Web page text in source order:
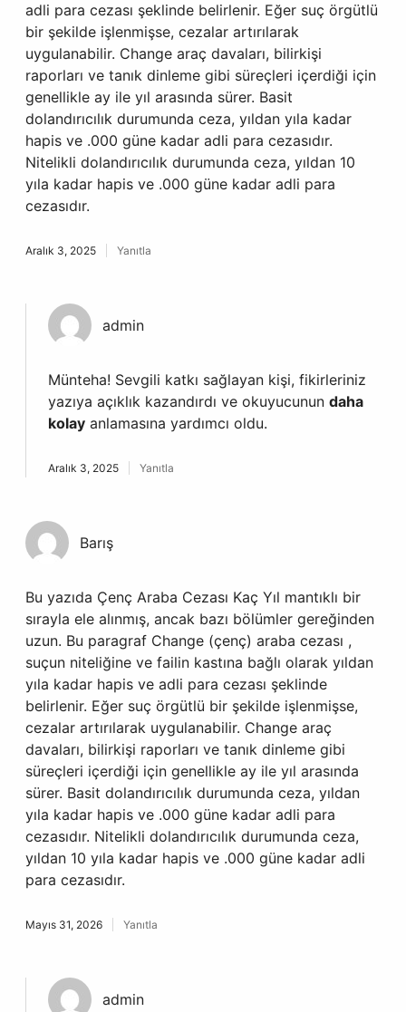
adli para cezası şeklinde belirlenir. Eğer suç örgütlü
bir şekilde işlenmişse, cezalar artırılarak
uygulanabilir. Change araç davaları, bilirkişi
raporları ve tanık dinleme gibi süreçleri içerdiği için
genellikle ay ile yıl arasında sürer. Basit
dolandırıcılık durumunda ceza, yıldan yıla kadar
hapis ve .000 güne kadar adli para cezasıdır.
Nitelikli dolandırıcılık durumunda ceza, yıldan 10
yıla kadar hapis ve .000 güne kadar adli para
cezasıdır.
Aralık 3, 2025 Yanıtla
admin
Münteha! Sevgili katkı sağlayan kişi, fikirleriniz
yazıya açıklık kazandırdı ve okuyucunun daha
kolay anlamasına yardımcı oldu.
Aralık 3, 2025 Yanıtla
Barış
Bu yazıda Çenç Araba Cezası Kaç Yıl mantıklı bir
sırayla ele alınmış, ancak bazı bölümler gereğinden
uzun. Bu paragraf Change (çenç) araba cezası ,
suçun niteliğine ve failin kastına bağlı olarak yıldan
yıla kadar hapis ve adli para cezası şeklinde
belirlenir. Eğer suç örgütlü bir şekilde işlenmişse,
cezalar artırılarak uygulanabilir. Change araç
davaları, bilirkişi raporları ve tanık dinleme gibi
süreçleri içerdiği için genellikle ay ile yıl arasında
sürer. Basit dolandırıcılık durumunda ceza, yıldan
yıla kadar hapis ve .000 güne kadar adli para
cezasıdır. Nitelikli dolandırıcılık durumunda ceza,
yıldan 10 yıla kadar hapis ve .000 güne kadar adli
para cezasıdır.
Mayıs 31, 2026 Yanıtla
admin